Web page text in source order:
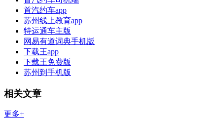
首汽约车app
苏州线上教育app
特运通车主版
网易有道词典手机版
下载王app
下载王免费版
苏州到手机版
相关文章
更多+